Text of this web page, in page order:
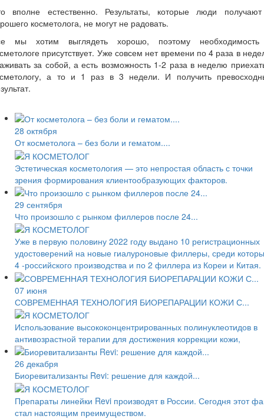
вполне естественно. Результаты, которые люди
косметолога, не могут не радовать.
мы хотим выглядеть хорошо, поэтому
присутствует. Уже совсем нет времени по 4 раза в
за собой, а есть возможность 1-2 раза в неделю
а то и 1 раз в 3 недели. И получить
28 октября
От косметолога – без боли и гематом....
Эстетическая косметология — это непростая область с точки
зрения формирования клиентообразующих факторов.
29 сентября
Что произошло с рынком филлеров после 24...
Уже в первую половину 2022 году выдано 10 регистрационных
удостоверений на новые гиалуроновые филлеры, среди
4 -российского производства и по 2 филлера из Кореи и Китая.
07 июня
СОВРЕМЕННАЯ ТЕХНОЛОГИЯ БИОРЕПАРАЦИИ КОЖИ С...
Использование высококонцентрированных полинуклеотидов в
антивозрастной терапии для достижения коррекции кожи,
26 декабря
Биоревитализанты Revi: решение для каждой...
Препараты линейки Revi производят в России. Сегодня этот
стал настоящим преимуществом.